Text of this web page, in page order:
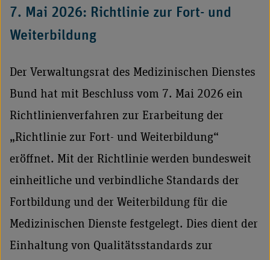
7. Mai 2026: Richtlinie zur Fort- und
Weiterbildung
Der Verwaltungsrat des Medizinischen Dienstes
Bund hat mit Beschluss vom 7. Mai 2026 ein
Richtlinienverfahren zur Erarbeitung der
„Richtlinie zur Fort- und Weiterbildung“
eröffnet. Mit der Richtlinie werden bundesweit
einheitliche und verbindliche Standards der
Fortbildung und der Weiterbildung für die
Medizinischen Dienste festgelegt. Dies dient der
Einhaltung von Qualitätsstandards zur